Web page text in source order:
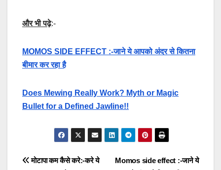
और भी पढ़े:-
MOMOS SIDE EFFECT :-जाने ये आपको अंदर से कितना
बीमार कर रहा है
Does Mewing Really Work? Myth or Magic
Bullet for a Defined Jawline!!
Post
Momos side effect :-जाने ये
मोटापा कम कैसे करे:-करे ये